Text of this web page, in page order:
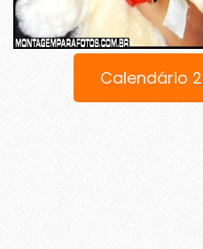
Calendário